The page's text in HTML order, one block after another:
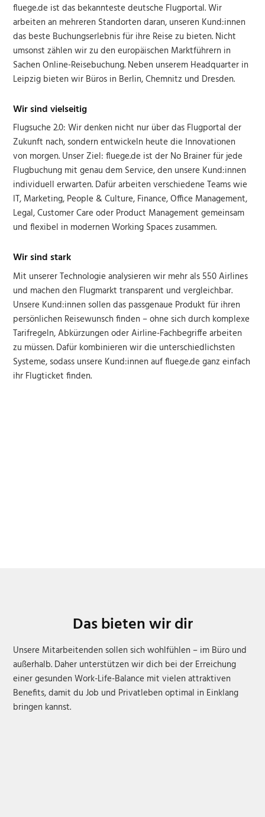
fluege.de ist das bekannteste deutsche Flugportal. Wir
arbeiten an mehreren Standorten daran, unseren Kund:innen
das beste Buchungserlebnis für ihre Reise zu bieten. Nicht
umsonst zählen wir zu den europäischen Marktführern in
Sachen Online-Reisebuchung. Neben unserem Headquarter in
Leipzig bieten wir Büros in Berlin, Chemnitz und Dresden.
Wir sind vielseitig
Flugsuche 2.0: Wir denken nicht nur über das Flugportal der
Zukunft nach, sondern entwickeln heute die Innovationen
von morgen. Unser Ziel: fluege.de ist der No Brainer für jede
Flugbuchung mit genau dem Service, den unsere Kund:innen
individuell erwarten. Dafür arbeiten verschiedene Teams wie
IT, Marketing, People & Culture, Finance, Office Management,
Legal, Customer Care oder Product Management gemeinsam
und flexibel in modernen Working Spaces zusammen.
Wir sind stark
Mit unserer Technologie analysieren wir mehr als 550 Airlines
und machen den Flugmarkt transparent und vergleichbar.
Unsere Kund:innen sollen das passgenaue Produkt für ihren
persönlichen Reisewunsch finden – ohne sich durch komplexe
Tarifregeln, Abkürzungen oder Airline-Fachbegriffe arbeiten
zu müssen. Dafür kombinieren wir die unterschiedlichsten
Systeme, sodass unsere Kund:innen auf fluege.de ganz einfach
ihr Flugticket finden.
Das bieten wir dir
Unsere Mitarbeitenden sollen sich wohlfühlen – im Büro und
außerhalb. Daher unterstützen wir dich bei der Erreichung
einer gesunden Work-Life-Balance mit vielen attraktiven
Benefits, damit du Job und Privatleben optimal in Einklang
bringen kannst.